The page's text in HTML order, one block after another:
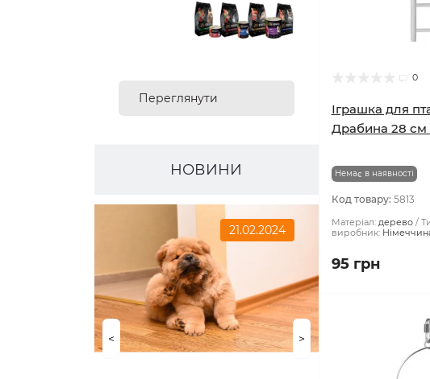
Переглянути
НОВИНИ
21.02.2024
< >
0
Іграшка для
Драбина 28 см
Немає в наявності
Код товару: 5813
Матеріал: дерево
виробник:
95 грн